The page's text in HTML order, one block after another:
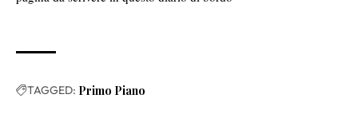
TAGGED: Primo Piano